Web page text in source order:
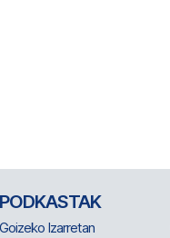
PODKASTAK
Goizeko Izarretan